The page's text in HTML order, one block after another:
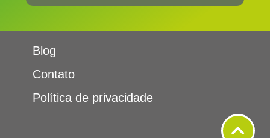
Blog
Contato
Política de privacidade